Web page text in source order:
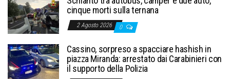
cinque morti sulla ternana
2 Agosto 2026 0
Cassino, sorpreso a spacciare hashish in
piazza Miranda: arrestato dai Carabinieri con
il supporto della Polizia